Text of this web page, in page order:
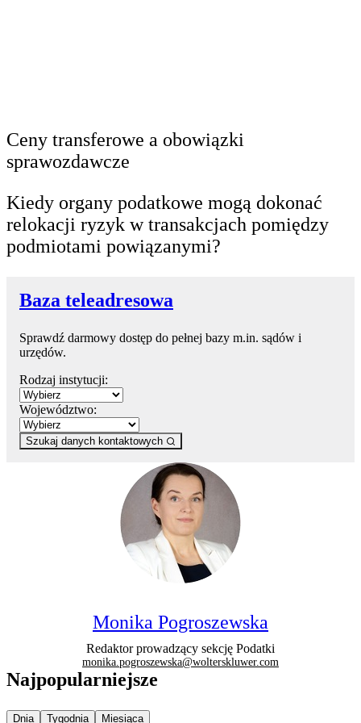
Ceny transferowe a obowiązki
sprawozdawcze
Kiedy organy podatkowe mogą dokonać
relokacji ryzyk w transakcjach pomiędzy
podmiotami powiązanymi?
Baza teleadresowa
Sprawdź darmowy dostęp do pełnej bazy m.in. sądów i
urzędów.
Rodzaj instytucji:
Województwo:
Szukaj danych kontaktowych
Monika Pogroszewska
Redaktor prowadzący sekcję Podatki
monika.pogroszewska@wolterskluwer.com
Najpopularniejsze
Najpopularniejsze wiadomości z
Dnia Najpopularniejsze wiadomości z
Tygodnia Najpopularniejsze wiadomości z
Miesiąca